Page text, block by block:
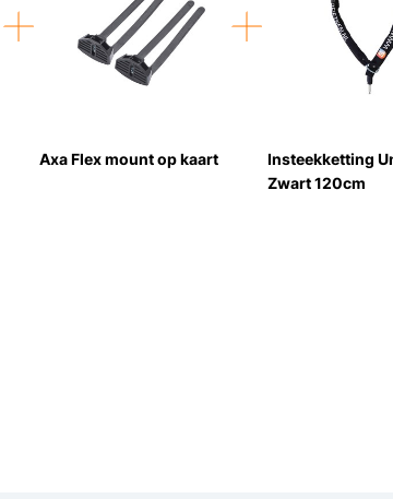
Axa Flex mount op kaart
Insteekketting
Zwart 120cm